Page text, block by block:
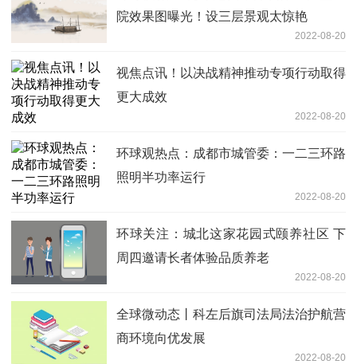
院效果图曝光！设三层景观太惊艳
2022-08-20
视焦点讯！以决战精神推动专项行动取得
更大成效
2022-08-20
环球观热点：成都市城管委：一二三环路
照明半功率运行
2022-08-20
环球关注：城北这家花园式颐养社区 下
周四邀请长者体验品质养老
2022-08-20
全球微动态丨科左后旗司法局法治护航营
商环境向优发展
2022-08-20